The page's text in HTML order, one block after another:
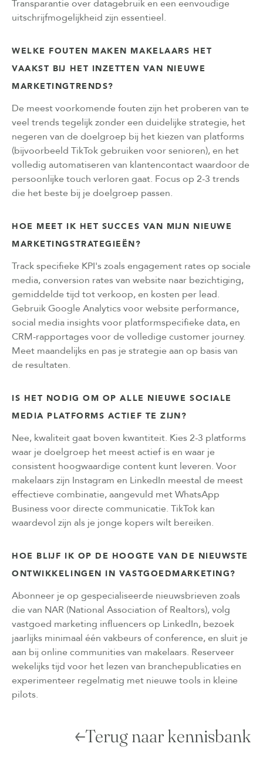
Transparantie over datagebruik en een eenvoudige
uitschrijfmogelijkheid zijn essentieel.
WELKE FOUTEN MAKEN MAKELAARS HET
VAAKST BIJ HET INZETTEN VAN NIEUWE
MARKETINGTRENDS?
De meest voorkomende fouten zijn het proberen van te
veel trends tegelijk zonder een duidelijke strategie, het
negeren van de doelgroep bij het kiezen van platforms
(bijvoorbeeld TikTok gebruiken voor senioren), en het
volledig automatiseren van klantencontact waardoor de
persoonlijke touch verloren gaat. Focus op 2-3 trends
die het beste bij je doelgroep passen.
HOE MEET IK HET SUCCES VAN MIJN NIEUWE
MARKETINGSTRATEGIEËN?
Track specifieke KPI's zoals engagement rates op sociale
media, conversion rates van website naar bezichtiging,
gemiddelde tijd tot verkoop, en kosten per lead.
Gebruik Google Analytics voor website performance,
social media insights voor platformspecifieke data, en
CRM-rapportages voor de volledige customer journey.
Meet maandelijks en pas je strategie aan op basis van
de resultaten.
IS HET NODIG OM OP ALLE NIEUWE SOCIALE
MEDIA PLATFORMS ACTIEF TE ZIJN?
Nee, kwaliteit gaat boven kwantiteit. Kies 2-3 platforms
waar je doelgroep het meest actief is en waar je
consistent hoogwaardige content kunt leveren. Voor
makelaars zijn Instagram en LinkedIn meestal de meest
effectieve combinatie, aangevuld met WhatsApp
Business voor directe communicatie. TikTok kan
waardevol zijn als je jonge kopers wilt bereiken.
HOE BLIJF IK OP DE HOOGTE VAN DE NIEUWSTE
ONTWIKKELINGEN IN VASTGOEDMARKETING?
Abonneer je op gespecialiseerde nieuwsbrieven zoals
die van NAR (National Association of Realtors), volg
vastgoed marketing influencers op LinkedIn, bezoek
jaarlijks minimaal één vakbeurs of conference, en sluit je
aan bij online communities van makelaars. Reserveer
wekelijks tijd voor het lezen van branchepublicaties en
experimenteer regelmatig met nieuwe tools in kleine
pilots.
Terug naar kennisbank